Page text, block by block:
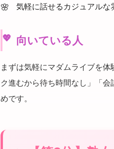
気軽に話せるカジュアルな
向いている人
まずは気軽にマダムライブを
ク進むから待ち時間なし」「
めです。